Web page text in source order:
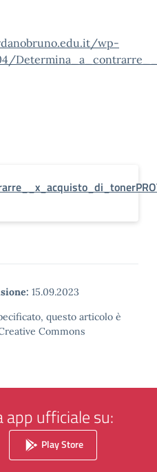
wp-
15.09.2023
questo articolo è
Commons
app ufficiale su:
Play Store